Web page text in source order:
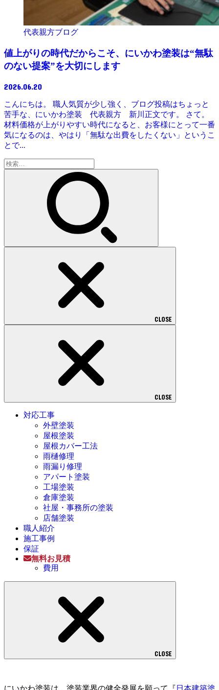
代表親方ブログ
値上がりの時代だからこそ、にいかわ塗装は“無駄
のない提案”を大切にします
2026.06.20
こんにちは。 職人気質が少し強く、ブログ投稿はちょっと
苦手な、にいかわ塗装 代表親方 新川正文です。 さて。
材料価格が上がりやすい時代になると、お客様にとって一番
気になるのは、やはり「無駄な出費をしたくない」というこ
とで...
検
索:
CLOSE
CLOSE
対応工事
外壁塗装
屋根塗装
屋根カバー工法
雨樋修理
雨漏り修理
アパート塗装
工場塗装
倉庫塗装
社屋・事務所の塗装
店舗塗装
職人紹介
施工事例
保証
無料お見積
費用
CLOSE
にいかわ塗装は、塗装業界の健全発展を願って『 日本建築塗